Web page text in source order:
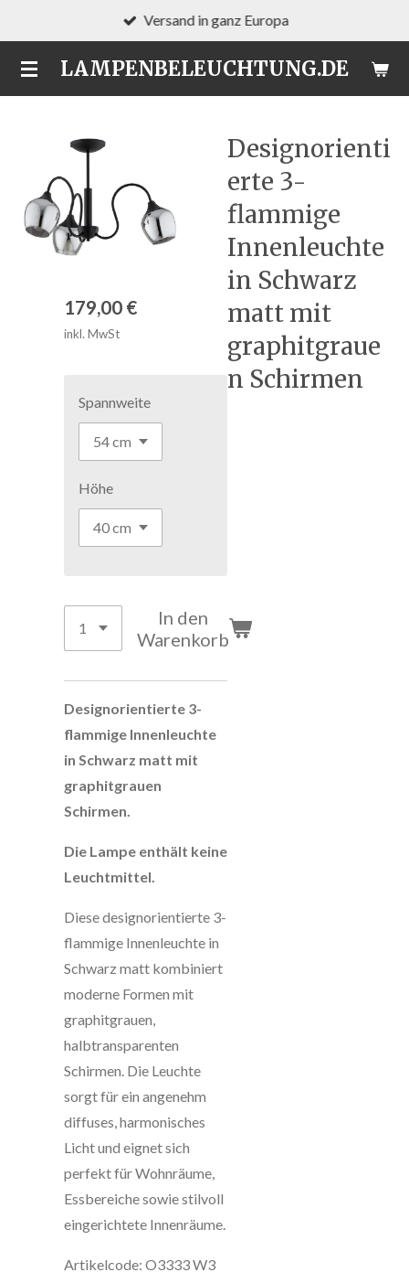
Hauptinhalt
springenLAMPENBELEUCHTUNG.DE
Versand in ganz Europa
Designorienti
erte 3-
flammige
Innenleuchte
in Schwarz
matt mit
graphitgraue
n Schirmen
179,00 €
inkl. MwSt
Spannweite
Höhe
In den
Warenkorb
Designorientierte 3-
flammige Innenleuchte
in Schwarz matt mit
graphitgrauen
Schirmen.
Die Lampe enthält keine
Leuchtmittel.
Diese designorientierte 3-
flammige Innenleuchte in
Schwarz matt kombiniert
moderne Formen mit
graphitgrauen,
halbtransparenten
Schirmen. Die Leuchte
sorgt für ein angenehm
diffuses, harmonisches
Licht und eignet sich
perfekt für Wohnräume,
Essbereiche sowie stilvoll
eingerichtete Innenräume.
Artikelcode: O3333 W3